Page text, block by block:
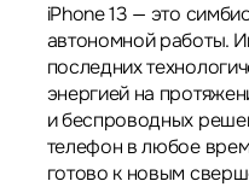
iPhone 13 — это
автономной работы.
последних
энергией на
и беспроводных
телефон в любое
готово к новым